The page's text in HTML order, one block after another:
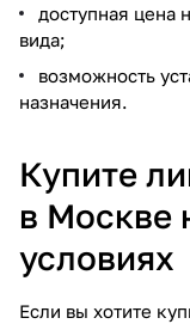
доступная цена
вида;
возможность
назначения.
Купите
в Москве
условиях
Если вы хотите